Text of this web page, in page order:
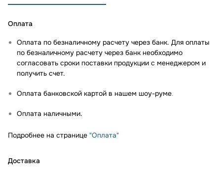
Оплата
Оплата по безналичному расчету через банк. Для оплаты
по безналичному расчету через банк необходимо
согласовать сроки поставки продукции с менеджером и
получить счет.
Оплата банковской картой в нашем шоу-руме.
Оплата наличными.
Подробнее на странице "Оплата"
Доставка